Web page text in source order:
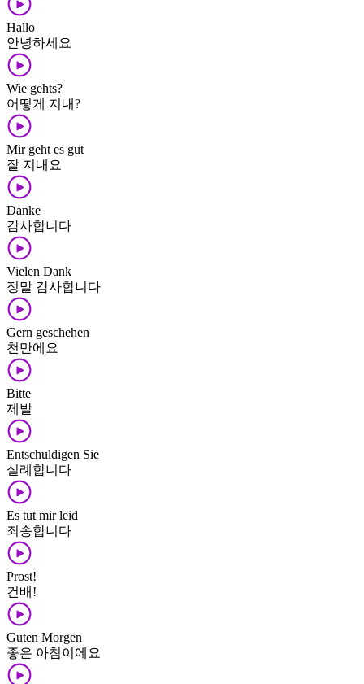
Hallo
안녕하세요
Wie gehts?
어떻게 지내?
Mir geht es gut
잘 지내요
Danke
감사합니다
Vielen Dank
정말 감사합니다
Gern geschehen
천만에요
Bitte
제발
Entschuldigen Sie
실례합니다
Es tut mir leid
죄송합니다
Prost!
건배!
Guten Morgen
좋은 아침이에요